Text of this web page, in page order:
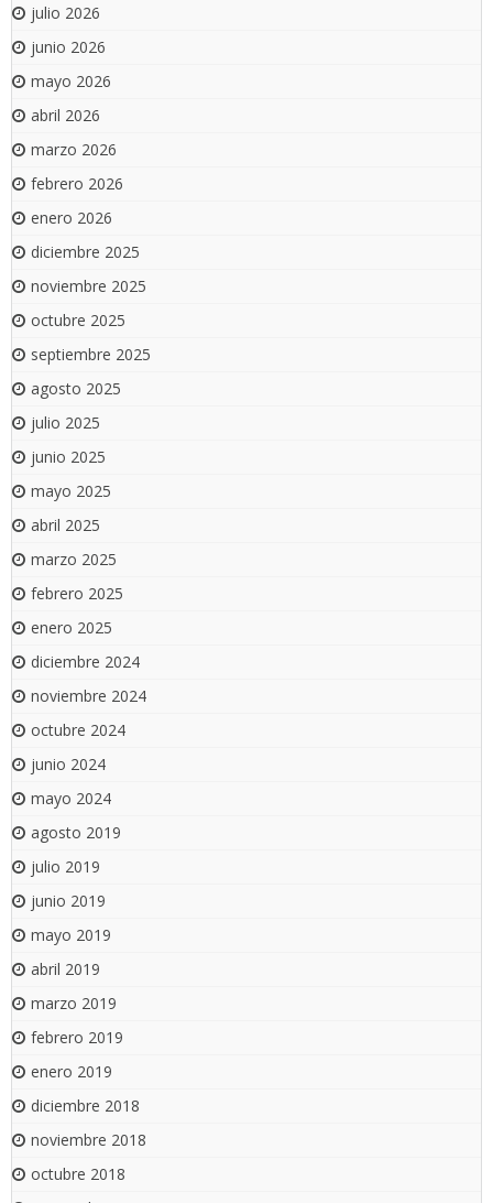
julio 2026
junio 2026
mayo 2026
abril 2026
marzo 2026
febrero 2026
enero 2026
diciembre 2025
noviembre 2025
octubre 2025
septiembre 2025
agosto 2025
julio 2025
junio 2025
mayo 2025
abril 2025
marzo 2025
febrero 2025
enero 2025
diciembre 2024
noviembre 2024
octubre 2024
junio 2024
mayo 2024
agosto 2019
julio 2019
junio 2019
mayo 2019
abril 2019
marzo 2019
febrero 2019
enero 2019
diciembre 2018
noviembre 2018
octubre 2018